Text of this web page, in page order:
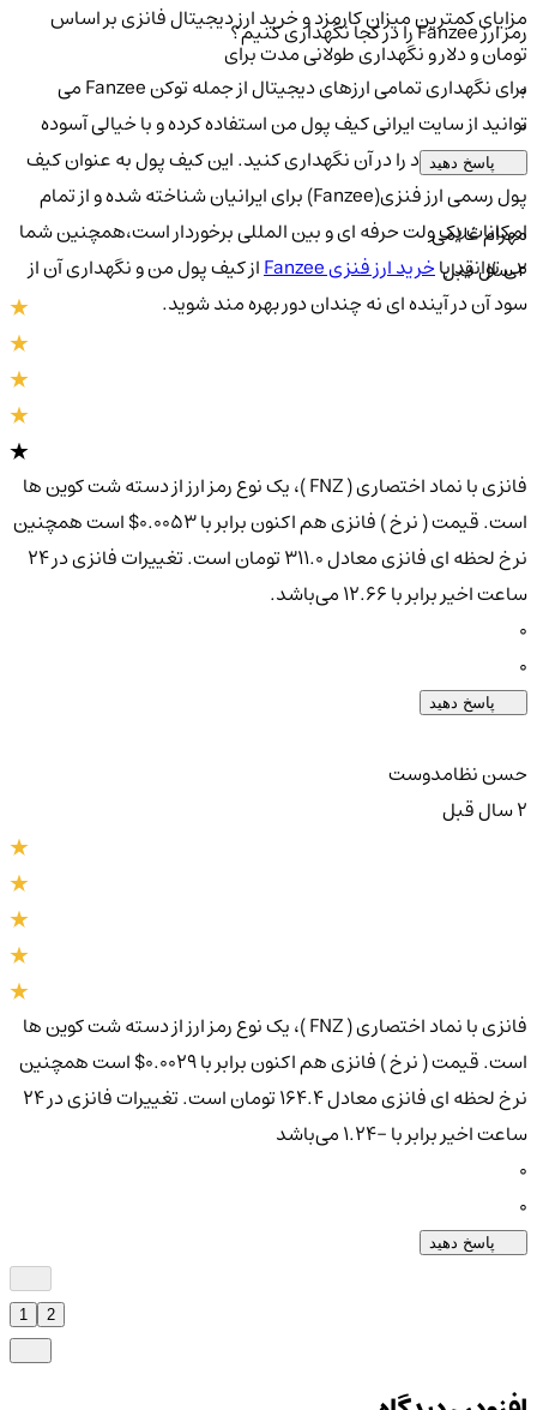
رمز ارز Fanzee را در کجا نگهداری کنیم؟
برای نگهداری تمامی ارزهای دیجیتال از جمله توکن Fanzee می
توانید از سایت ایرانی کیف پول من استفاده کرده و با خیالی آسوده
دارایی های خود را در آن نگهداری کنید. این کیف پول به عنوان کیف
پول رسمی ارز فنزی(Fanzee) برای ایرانیان شناخته شده و از تمام
امکانات یک ولت حرفه ای و بین المللی برخوردار است،همچنین شما
می توانید باخرید ارز فنزی Fanzee
از کیف پول من و نگهداری آن از
سود آن در آینده ای نه چندان دور بهره مند شوید.
مزایای کمترین میزان کارمزد و خرید ارز دیجیتال فانزی بر اساس
تومان و دلار و نگهداری طولانی مدت برای
پاسخ دهید
مهرام غلامی
فانزی با نماد اختصاری ( FNZ )، یک نوع رمز ارز از دسته شت کوین ها
است. قیمت ( نرخ ) فانزی هم اکنون برابر با 0.0053$ است همچنین
نرخ لحظه ای فانزی معادل 311.0 تومان است. تغییرات فانزی در ۲۴
ساعت اخیر برابر با 12.66 می‌باشد.
پاسخ دهید
حسن نظامدوست
فانزی با نماد اختصاری ( FNZ )، یک نوع رمز ارز از دسته شت کوین ها
است. قیمت ( نرخ ) فانزی هم اکنون برابر با 0.0029$ است همچنین
نرخ لحظه ای فانزی معادل 164.4 تومان است. تغییرات فانزی در ۲۴
ساعت اخیر برابر با -1.24 می‌باشد
پاسخ دهید